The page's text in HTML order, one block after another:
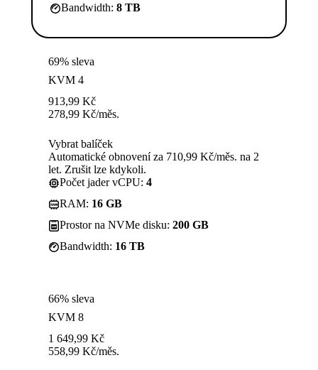
Bandwidth: 8 TB
69% sleva
KVM 4
913,99 Kč
278,99 Kč/měs.
Vybrat balíček
Automatické obnovení za 710,99 Kč/měs. na 2
let. Zrušit lze kdykoli.
Počet jader vCPU: 4
RAM: 16 GB
Prostor na NVMe disku: 200 GB
Bandwidth: 16 TB
66% sleva
KVM 8
1 649,99 Kč
558,99 Kč/měs.